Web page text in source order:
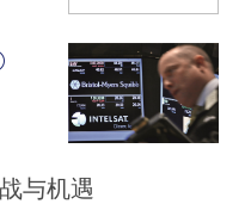
与机遇